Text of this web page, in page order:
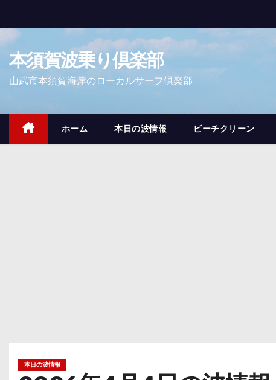
ン
テ
ッ
本須賀波乗り倶楽部
山武市本須賀海岸のローカルサーフ倶楽部
ホーム 本日の波情報 ビーチクリーン
本日の波情報